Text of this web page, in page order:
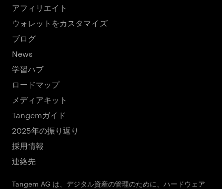
アフィリエイト
ウォレットをカスタマイズ
ブログ
News
学習ハブ
ロードマップ
メディアキット
Tangemガイド
2025年の振り返り
採用情報
連絡先
Tangem AG は、デジタル資産の管理のために、ハードウェア